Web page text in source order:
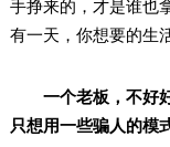
手挣来的，才是谁也
有一天，你想要的生
一个老板，不好
只想用一些骗人的模